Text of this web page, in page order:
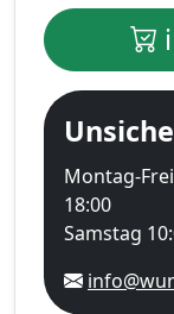
Montag-
18:00
Samstag